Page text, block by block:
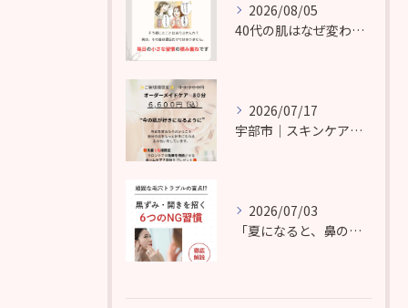
2026/08/05
40代の肌はなぜ変わる？ターンオーバーの仕組みを知れば、まだ間に合います
2026/07/17
宇部市｜スキンケアにお悩みの方はこちら
2026/07/03
「夏になると、鼻の黒ずみや毛穴の開きぐ気になる。